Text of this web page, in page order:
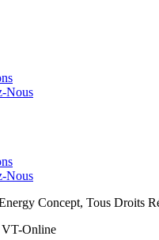
Nous
Nous
Concept, Tous Droits
VT-Online